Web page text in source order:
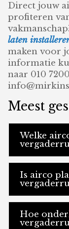
Direct jouw
profiteren
laten
maken voor
informatie
naar 010
Meest
Welke
Is airco
Hoe